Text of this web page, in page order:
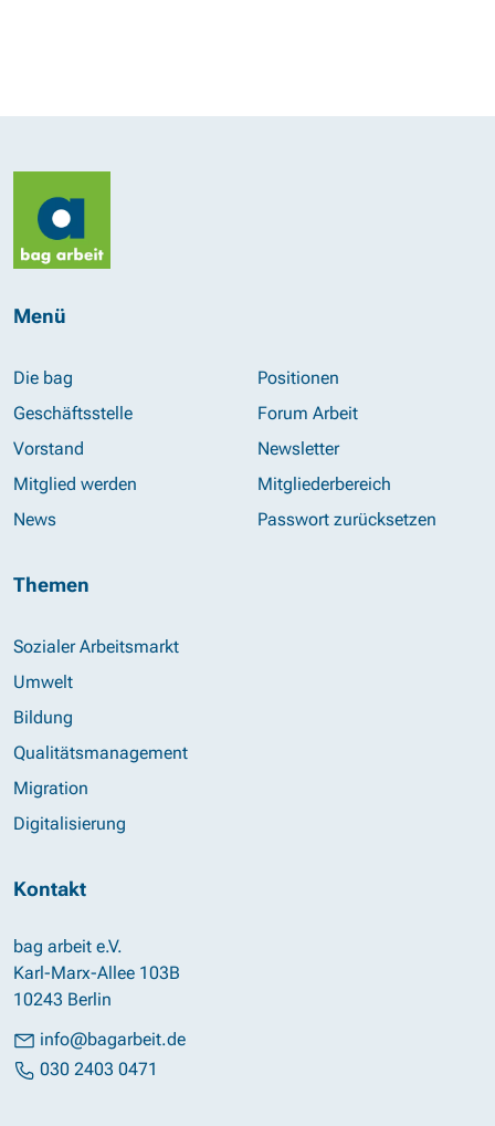
Menü
Die bag
Geschäftsstelle
Vorstand
Mitglied werden
News
Positionen
Forum Arbeit
Newsletter
Mitgliederbereich
Passwort zurücksetzen
Themen
Sozialer Arbeitsmarkt
Umwelt
Bildung
Qualitätsmanagement
Migration
Digitalisierung
Kontakt
bag arbeit e.V.
Karl-Marx-Allee 103B
10243 Berlin
info@bagarbeit.de
030 2403 0471